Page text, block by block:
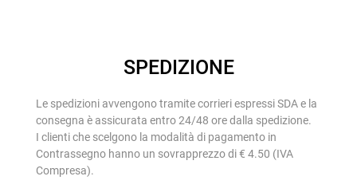
SPEDIZIONE
Le spedizioni avvengono tramite corrieri espressi SDA e la
consegna è assicurata entro 24/48 ore dalla spedizione.
I clienti che scelgono la modalità di pagamento in
Contrassegno hanno un sovrapprezzo di € 4.50 (IVA
Compresa).